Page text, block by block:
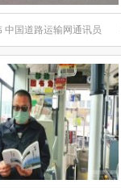
中国道路运输网通讯员